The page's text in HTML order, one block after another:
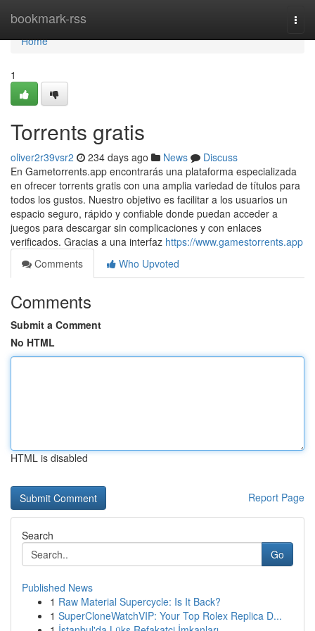
bookmark-rss
Home
Home
1
Torrents gratis
oliver2r39vsr2 234 days ago News
Discuss
En Gametorrents.app encontrarás una plataforma especializada
en ofrecer torrents gratis con una amplia variedad de títulos para
todos los gustos. Nuestro objetivo es facilitar a los usuarios un
espacio seguro, rápido y confiable donde puedan acceder a
juegos para descargar sin complicaciones y con enlaces
verificados. Gracias a una interfaz https://www.gamestorrents.app
Comments
Who Upvoted
Comments
Submit a Comment
No HTML
HTML is disabled
Report Page
Search
Go
Published News
1 Raw Material Supercycle: Is It Back?
1 SuperCloneWatchVIP: Your Top Rolex Replica D...